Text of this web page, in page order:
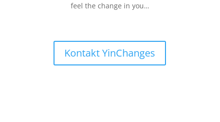
feel the change in you…
Kontakt YinChanges